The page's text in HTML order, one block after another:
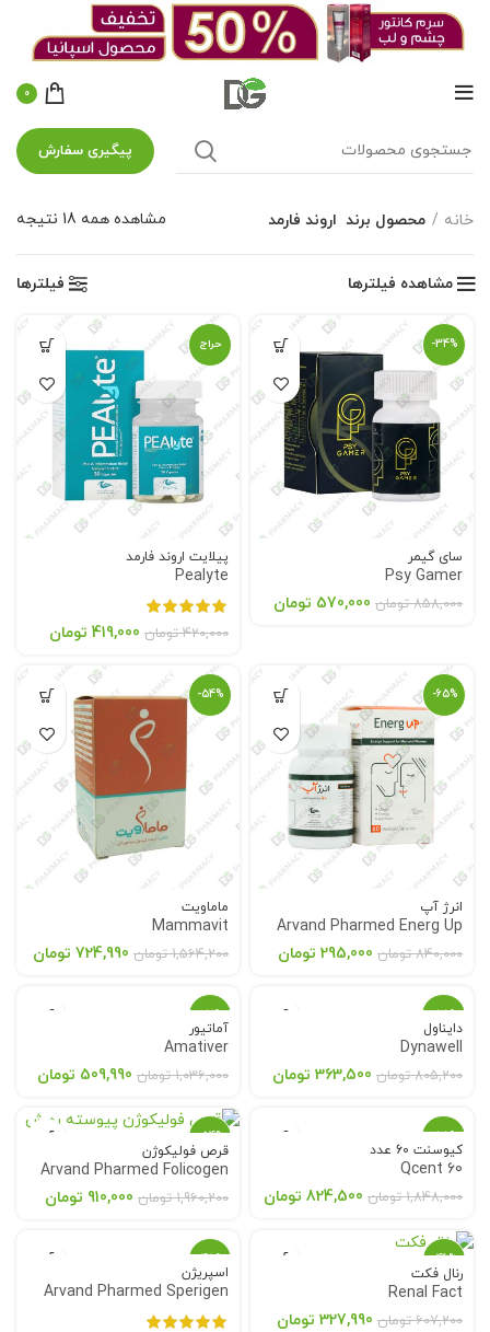
0
پیگیری سفارش
خانه محصول برند اروند فارمد مشاهده همه 18 نتیجه
مشاهده فیلترها فیلترها
-34%
سای گیمر
Psy Gamer
858,000 تومان 570,000 تومان
حراج
پیلایت اروند فارمد
Pealyte
420,000 تومان 419,000 تومان
-65%
انرژ آپ
Arvand Pharmed Energ Up
840,000 تومان 295,000 تومان
-54%
ماماویت
Mammavit
1,564,200 تومان 724,990 تومان
-55%
دایناول
Dynawell
805,200 تومان 363,500 تومان
-51%
آماتیور
Amativer
1,036,000 تومان 509,990 تومان
-55%
کیوسنت 60 عدد
Qcent 60
1,848,000 تومان 824,500 تومان
-54%
قرص فولیکوژن
Arvand Pharmed Folicogen
1,960,200 تومان 910,000 تومان
-46%
رنال فکت
Renal Fact
607,200 تومان 327,990 تومان
-45%
اسپریژن
Arvand Pharmed Sperigen